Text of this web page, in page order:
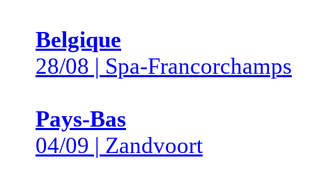
Belgique
28/08 | Spa-Francorchamps
Pays-Bas
04/09 | Zandvoort